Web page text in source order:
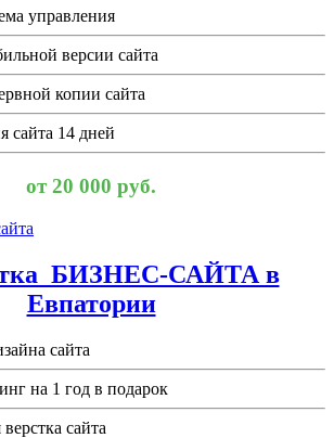
управления
версии сайта
копии сайта
сайта 14 дней
от 20 000 руб.
БИЗНЕС-САЙТА в
Евпатории
сайта
на 1 год в подарок
сайта